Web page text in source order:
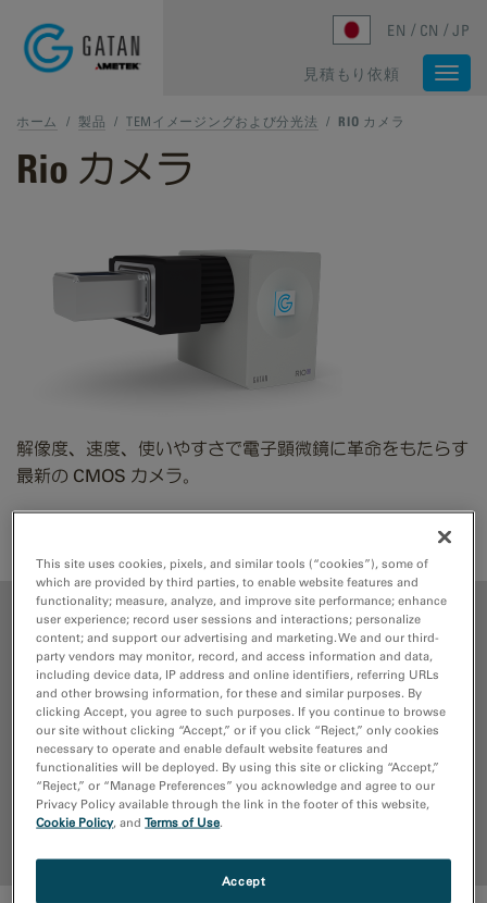
EN CN JP
見積もり依頼
ホーム / 製品 / TEMイメージングおよび分光法 / RIO カメラ
Rio カメラ
解像度、速度、使いやすさで電子顕微鏡に革命をもたらす
最新の CMOS カメラ。
メリット
メディアライブラリ
パブリケーション
リソース
This site uses cookies, pixels, and similar tools (“cookies”), some of
which are provided by third parties, to enable website features and
functionality; measure, analyze, and improve site performance; enhance
user experience; record user sessions and interactions; personalize
content; and support our advertising and marketing. We and our third-
party vendors may monitor, record, and access information and data,
including device data, IP address and online identifiers, referring URLs
and other browsing information, for these and similar purposes. By
clicking Accept, you agree to such purposes. If you continue to browse
our site without clicking “Accept,” or if you click “Reject,” only cookies
necessary to operate and enable default website features and
functionalities will be deployed. By using this site or clicking “Accept,”
“Reject,” or “Manage Preferences” you acknowledge and agree to our
Privacy Policy available through the link in the footer of this website,
Cookie Policy, andTerms of Use.
Accept